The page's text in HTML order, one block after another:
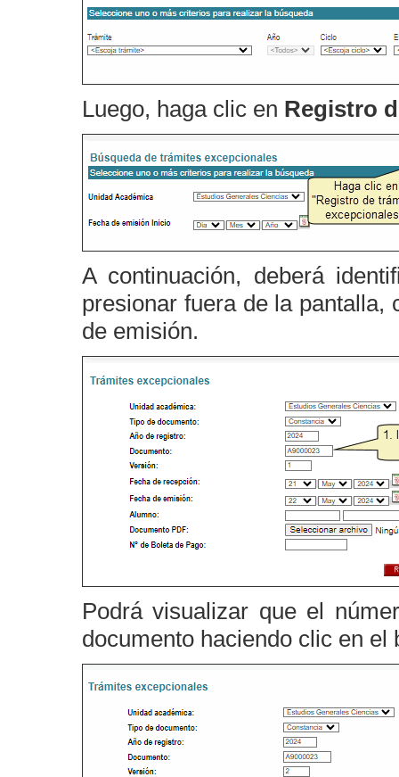
Luego, haga clic en Registro
A continuación, deberá
presionar fuera de la pantalla,
de emisión.
Podrá visualizar que el
documento haciendo clic en el